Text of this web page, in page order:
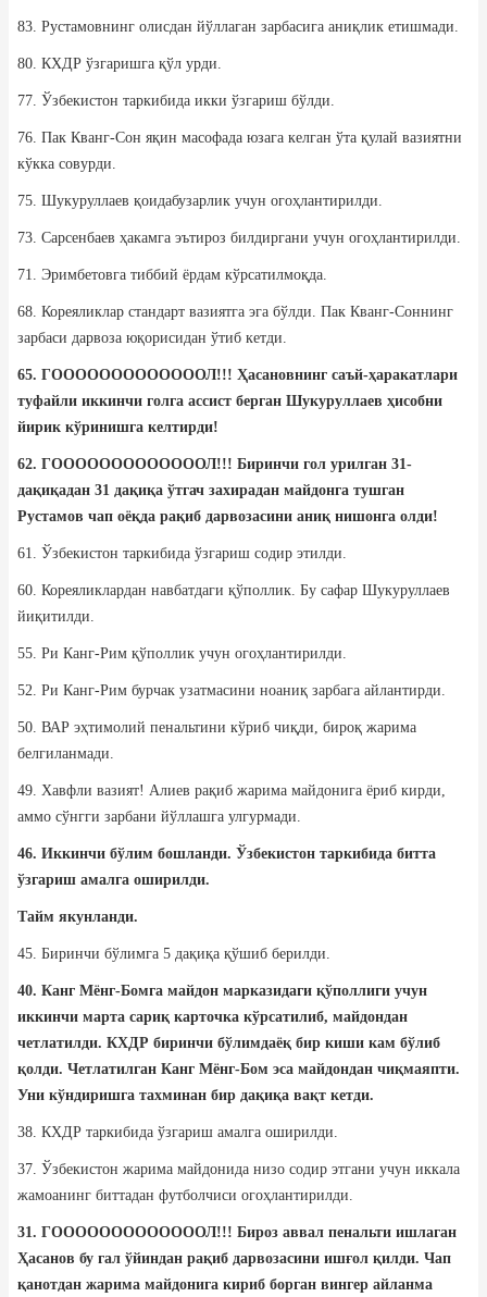
83. Рустамовнинг олисдан йўллаган зарбасига аниқлик етишмади.
80. КХДР ўзгаришга қўл урди.
77. Ўзбекистон таркибида икки ўзгариш бўлди.
76. Пак Кванг-Сон яқин масофада юзага келган ўта қулай вазиятни
кўкка совурди.
75. Шукуруллаев қоидабузарлик учун огоҳлантирилди.
73. Сарсенбаев ҳакамга эътироз билдиргани учун огоҳлантирилди.
71. Эримбетовга тиббий ёрдам кўрсатилмоқда.
68. Кореяликлар стандарт вазиятга эга бўлди. Пак Кванг-Соннинг
зарбаси дарвоза юқорисидан ўтиб кетди.
65. ГОООООООООООООЛ!!! Ҳасановнинг саъй-ҳаракатлари
туфайли иккинчи голга ассист берган Шукуруллаев ҳисобни
йирик кўринишга келтирди!
62. ГОООООООООООООЛ!!! Биринчи гол урилган 31-
дақиқадан 31 дақиқа ўтгач захирадан майдонга тушган
Рустамов чап оёқда рақиб дарвозасини аниқ нишонга олди!
61. Ўзбекистон таркибида ўзгариш содир этилди.
60. Кореяликлардан навбатдаги қўполлик. Бу сафар Шукуруллаев
йиқитилди.
55. Ри Канг-Рим қўполлик учун огоҳлантирилди.
52. Ри Канг-Рим бурчак узатмасини ноаниқ зарбага айлантирди.
50. ВАР эҳтимолий пенальтини кўриб чиқди, бироқ жарима
белгиланмади.
49. Хавфли вазият! Алиев рақиб жарима майдонига ёриб кирди,
аммо сўнгги зарбани йўллашга улгурмади.
46. Иккинчи бўлим бошланди. Ўзбекистон таркибида битта
ўзгариш амалга оширилди.
Тайм якунланди.
45. Биринчи бўлимга 5 дақиқа қўшиб берилди.
40. Канг Мёнг-Бомга майдон марказидаги қўполлиги учун
иккинчи марта сариқ карточка кўрсатилиб, майдондан
четлатилди. КХДР биринчи бўлимдаёқ бир киши кам бўлиб
қолди. Четлатилган Канг Мёнг-Бом эса майдондан чиқмаяпти.
Уни кўндиришга тахминан бир дақиқа вақт кетди.
38. КХДР таркибида ўзгариш амалга оширилди.
37. Ўзбекистон жарима майдонида низо содир этгани учун иккала
жамоанинг биттадан футболчиси огоҳлантирилди.
31. ГОООООООООООООЛ!!! Бироз аввал пенальти ишлаган
Ҳасанов бу гал ўйиндан рақиб дарвозасини ишғол қилди. Чап
қанотдан жарима майдонига кириб борган вингер айланма